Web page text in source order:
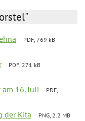
PDF, 769 kB
PDF, 271 kB
16. Juli
PDF,
der Kita
PNG, 2.2 MB